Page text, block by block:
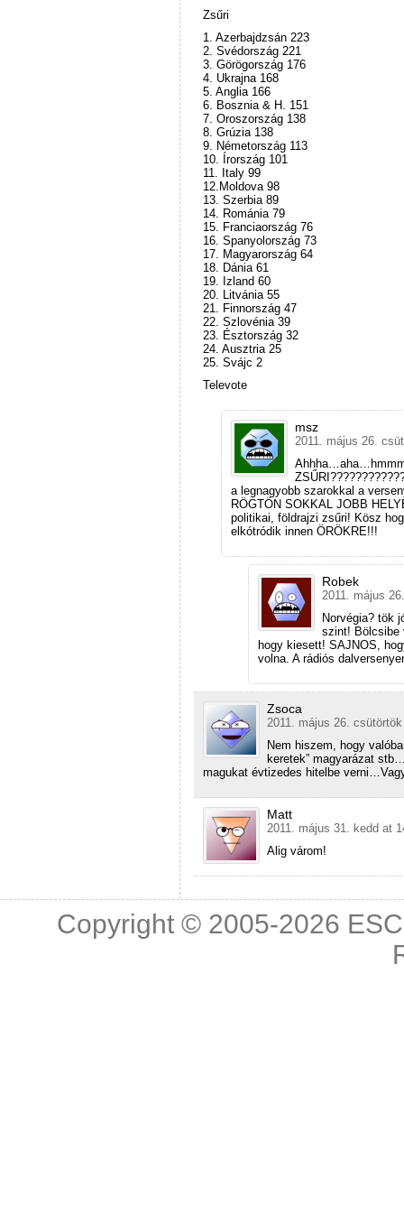
Zsűri
1. Azerbajdzsán 223
2. Svédország 221
3. Görögország 176
4. Ukrajna 168
5. Anglia 166
6. Bosznia & H. 151
7. Oroszország 138
8. Grúzia 138
9. Németország 113
10. Írország 101
11. Italy 99
12.Moldova 98
13. Szerbia 89
14. Románia 79
15. Franciaország 76
16. Spanyolország 73
17. Magyarország 64
18. Dánia 61
19. Izland 60
20. Litvánia 55
21. Finnország 47
22. Szlovénia 39
23. Észtország 32
24. Ausztria 25
25. Svájc 2
Televote
msz
2011. május 26.
a legnagyobb szarokkal a
RÖGTÖN SOKKAL JOBB
politikai, földrajzi zsűri! Kösz
elkótródik innen ÖRÖKRE!!!
Robek
2011. május
Norvégia? tök
szint! Bölcsibe
hogy kiesett! SAJNOS,
volna. A rádiós
Zsoca
2011. május 26.
Nem hiszem, hogy
keretek” magyarázat
magukat évtizedes hitelbe
Matt
2011. május 31. kedd at
Alig várom!
Copyright © 2005-2026